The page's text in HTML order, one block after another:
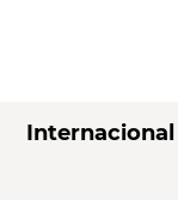
Internacional